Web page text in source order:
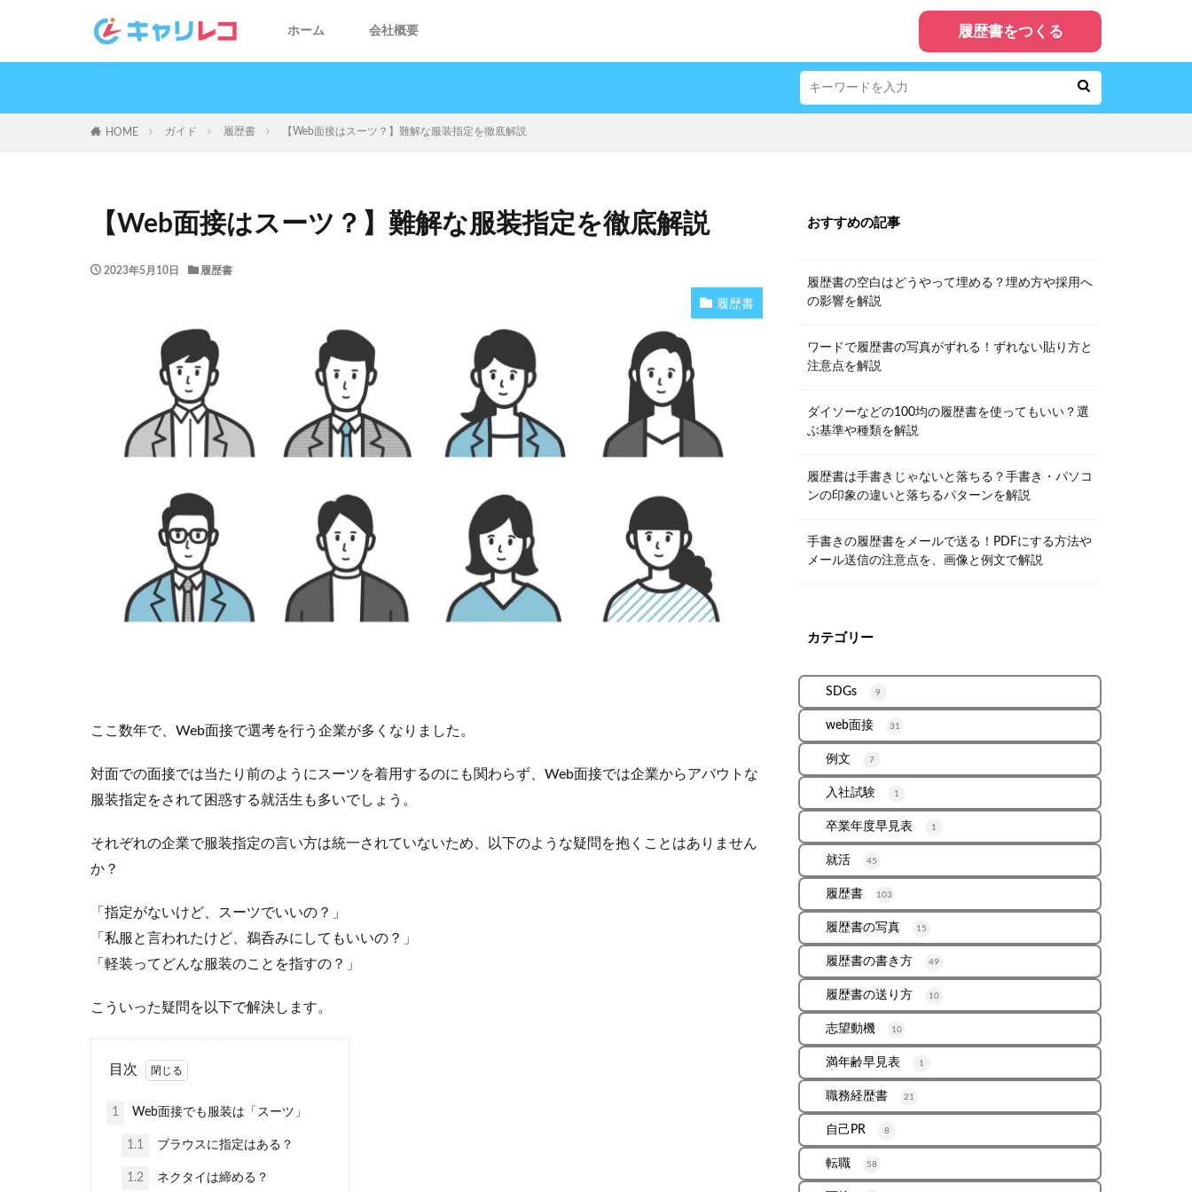
ホーム 会社概要 履歴書をつくる
HOME ガイド 履歴書 【Web面接はスーツ？】難解な服装指定を徹底解説
【Web面接はスーツ？】難解な服装指定を徹底解説
2023年5月10日 履歴書
履歴書
ここ数年で、Web面接で選考を行う企業が多くなりました。
対面での面接では当たり前のようにスーツを着用するのにも関わらず、Web面接では企業からアバウトな
服装指定をされて困惑する就活生も多いでしょう。
それぞれの企業で服装指定の言い方は統一されていないため、以下のような疑問を抱くことはありません
か？
「指定がないけど、スーツでいいの？」
「私服と言われたけど、鵜呑みにしてもいいの？」
「軽装ってどんな服装のことを指すの？」
こういった疑問を以下で解決します。
目次
1 Web面接でも服装は「スーツ」
1.1 ブラウスに指定はある？
1.2 ネクタイは締める？
おすすめの記事
履歴書の空白はどうやって埋める？埋め方や採用へ
の影響を解説
ワードで履歴書の写真がずれる！ずれない貼り方と
注意点を解説
ダイソーなどの100均の履歴書を使ってもいい？選
ぶ基準や種類を解説
履歴書は手書きじゃないと落ちる？手書き・パソコ
ンの印象の違いと落ちるパターンを解説
手書きの履歴書をメールで送る！PDFにする方法や
メール送信の注意点を、画像と例文で解説
カテゴリー
SDGs 9
web面接 31
例文 7
入社試験 1
卒業年度早見表 1
就活 45
履歴書 103
履歴書の写真 15
履歴書の書き方 49
履歴書の送り方 10
志望動機 10
満年齢早見表 1
職務経歴書 21
自己PR 8
転職 58